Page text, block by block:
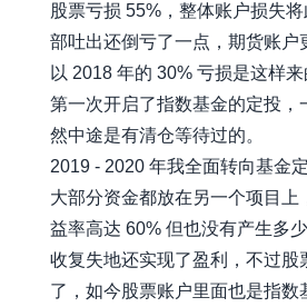
股票亏损 55%，整体账户损失
部吐出还倒亏了一点，期货账户
以 2018 年的 30% 亏损是这样
第一次开启了指数基金的定投，
然中途是有清仓等待过的。
2019 - 2020 年我全面转向基金
大部分资金都放在另一个项目上
益率高达 60% 但也没有产生多
收复失地还实现了盈利，不过股
了，如今股票账户里面也是指数